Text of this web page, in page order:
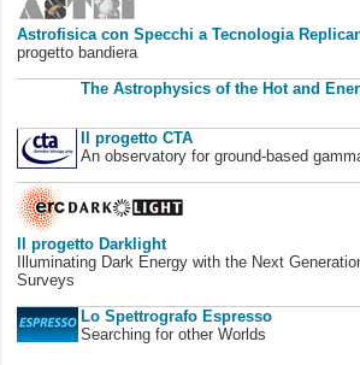
Astrofisica con Specchi a Tecnologia
progetto bandiera
The Astrophysics of the Hot and
Il progetto CTA
An observatory for ground-based
Il progetto Darklight
Illuminating Dark Energy with the Next
Surveys
Lo Spettrografo Espresso
Searching for other Worlds